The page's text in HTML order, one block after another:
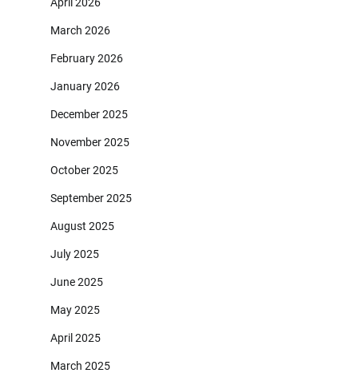
March 2026
February 2026
January 2026
December 2025
November 2025
October 2025
September 2025
August 2025
July 2025
June 2025
May 2025
April 2025
March 2025